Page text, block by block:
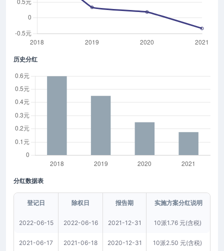
历史分红
分红数据表
登记日 除权日 报告期 实施方案分红说明
2022-06-15 2022-06-16 2021-12-31 10派1.76 元(含税)
2021-06-17 2021-06-18 2020-12-31 10派2.50 元(含税)